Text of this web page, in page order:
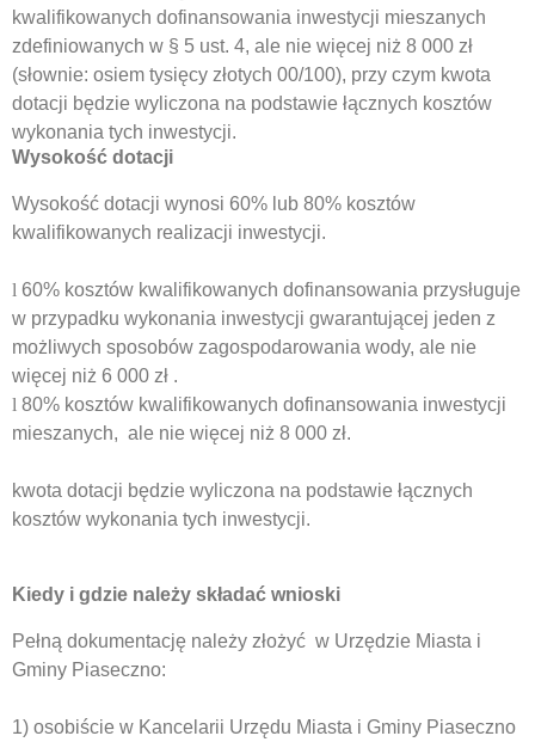
kwalifikowanych dofinansowania inwestycji mieszanych
zdefiniowanych w § 5 ust. 4, ale nie więcej niż 8 000 zł
(słownie: osiem tysięcy złotych 00/100), przy czym kwota
dotacji będzie wyliczona na podstawie łącznych kosztów
wykonania tych inwestycji.
Wysokość dotacji
Wysokość dotacji wynosi 60% lub 80% kosztów
kwalifikowanych realizacji inwestycji.
l 60% kosztów kwalifikowanych dofinansowania przysługuje
w przypadku wykonania inwestycji gwarantującej jeden z
możliwych sposobów zagospodarowania wody, ale nie
więcej niż 6 000 zł .
l 80% kosztów kwalifikowanych dofinansowania inwestycji
mieszanych, ale nie więcej niż 8 000 zł.
kwota dotacji będzie wyliczona na podstawie łącznych
kosztów wykonania tych inwestycji.
Kiedy i gdzie należy składać wnioski
Pełną dokumentację należy złożyć w Urzędzie Miasta i
Gminy Piaseczno:
1) osobiście w Kancelarii Urzędu Miasta i Gminy Piaseczno